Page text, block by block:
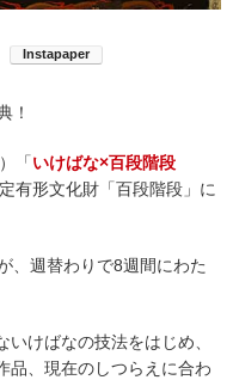
！
「いけばな×百段階段
有形文化財「百段階段」に
、週替わりで8週間にわた
けばなの技法をはじめ、
品、現在のしつらえに合わ